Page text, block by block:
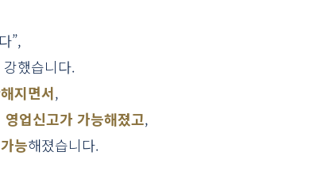
”,
했습니다.
지면서,
업신고가 가능해졌고,
능해졌습니다.